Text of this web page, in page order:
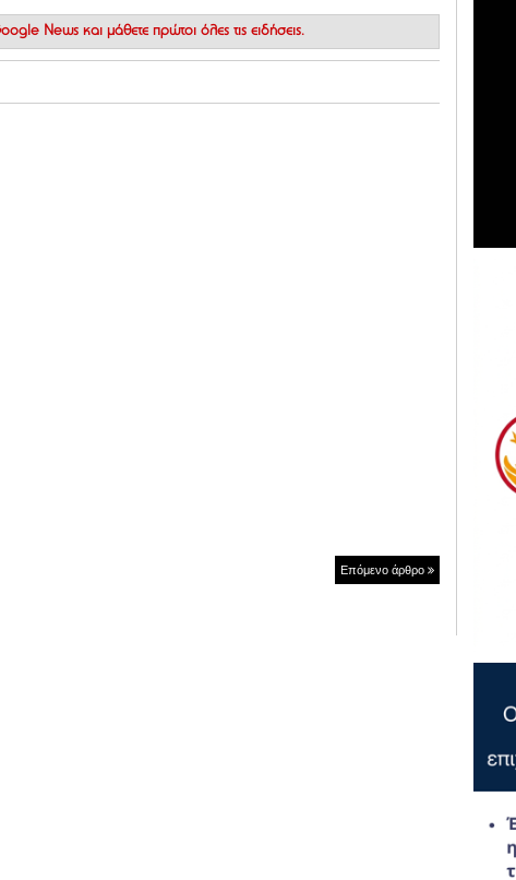
News και μάθετε πρώτοι όλες τις ειδήσεις.
Επόμενο άρθρο